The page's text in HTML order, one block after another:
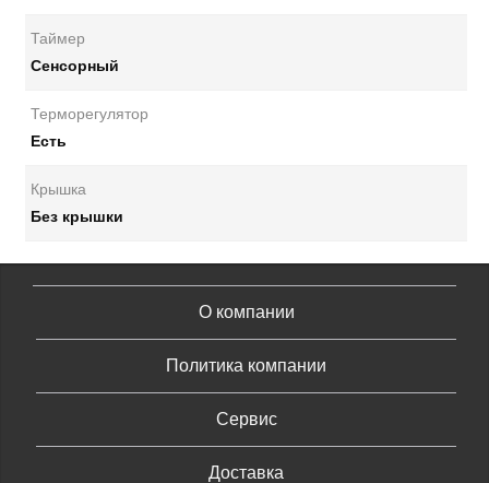
Таймер
Сенсорный
Терморегулятор
Есть
Крышка
Без крышки
О компании
Политика компании
Сервис
Доставка